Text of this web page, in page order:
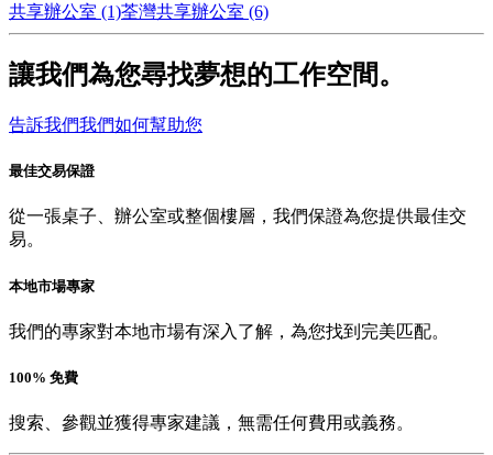
共享辦公室 (1)荃灣共享辦公室 (6)
讓我們為您尋找夢想的工作空間。
告訴我們我們如何幫助您
最佳交易保證
從一張桌子、辦公室或整個樓層，我們保證為您提供最佳交
易。
本地市場專家
我們的專家對本地市場有深入了解，為您找到完美匹配。
100% 免費
搜索、參觀並獲得專家建議，無需任何費用或義務。